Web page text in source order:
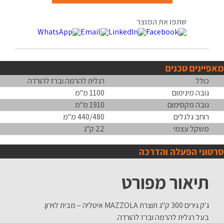
מאפיינים טכנים
כולל
רגלית להרמה וברז להורדה
גובה מינימום
1100 מ"מ
גובה מקסימום
1910 מ"מ
רוחב גלגלים
440/480 מ"מ
משקל עצמי
22 ק"ג
סרטוני הפעלה והדרכה
תיאור מפורט
ג'ק גירים 300 ק"ג תוצרת MAZZOLA איטליה – מבית לוירון.
בעל רגלית להרמה וברז להורדה.